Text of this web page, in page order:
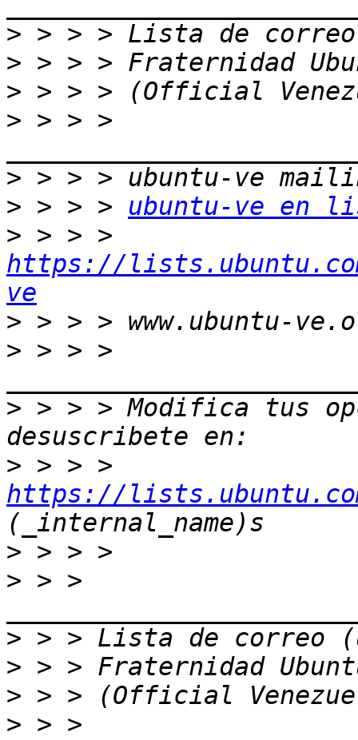
>
>
>
> > > >
>
> > > > ubuntu-ve en
>
https://
ve
>
> > > >
> > > > Modifica tus
>
https://
>
> > >
>
>
>
> > >